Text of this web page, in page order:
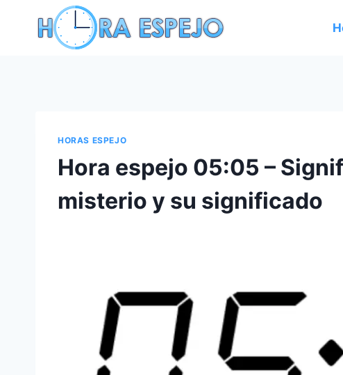
HORAS ESPEJO
Hora espejo 05:05 –
misterio y su significado